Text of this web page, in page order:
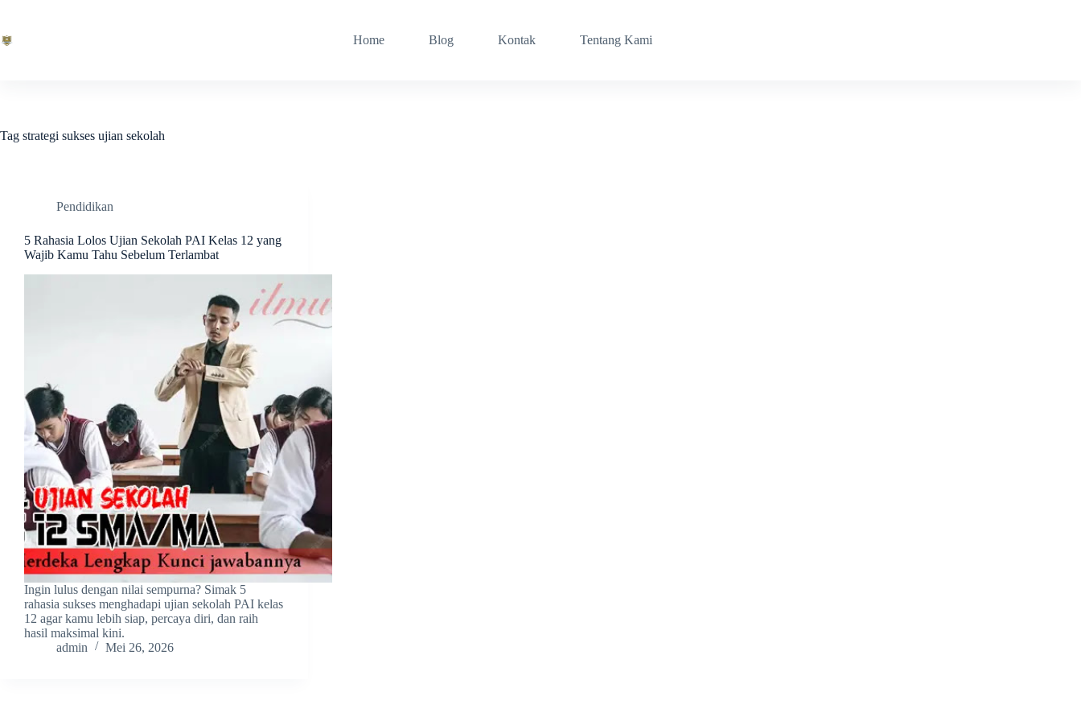
content
Home Blog Kontak Tentang Kami
Tag strategi sukses ujian sekolah
Pendidikan
5 Rahasia Lolos Ujian Sekolah PAI Kelas 12 yang
Wajib Kamu Tahu Sebelum Terlambat
Ingin lulus dengan nilai sempurna? Simak 5
rahasia sukses menghadapi ujian sekolah PAI kelas
12 agar kamu lebih siap, percaya diri, dan raih
hasil maksimal kini.
admin
Mei 26, 2026